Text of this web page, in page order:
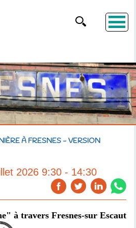
À FRESNES - VERSION
2026 9:30 - 14:30
à travers Fresnes-sur Escaut